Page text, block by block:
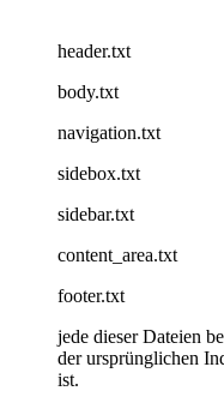
header.txt
body.txt
navigation.txt
sidebox.txt
sidebar.txt
content_area.txt
footer.txt
jede dieser Dateien
der ursprünglichen
ist.